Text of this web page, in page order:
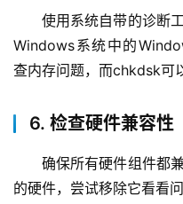
使用系统自带的诊断
Windows系统中的
查内存问题，而chkdsk可
6. 检查硬件兼容性
确保所有硬件组件都
的硬件，尝试移除它看看问